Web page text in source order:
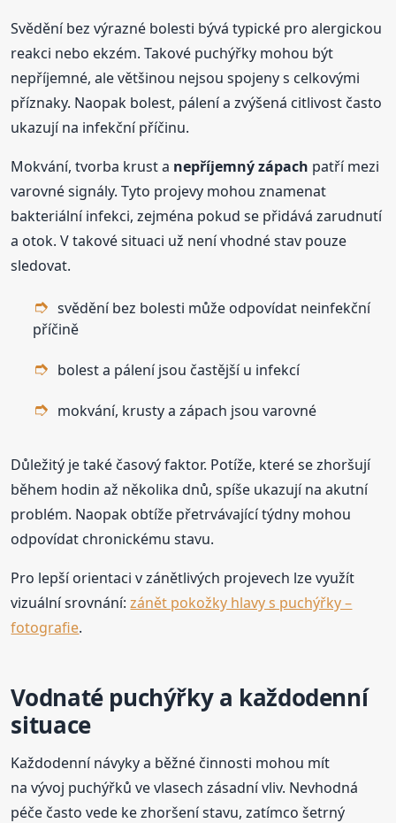
Svědění bez výrazné bolesti bývá typické pro alergickou
reakci nebo ekzém. Takové puchýřky mohou být
nepříjemné, ale většinou nejsou spojeny s celkovými
příznaky. Naopak bolest, pálení a zvýšená citlivost často
ukazují na infekční příčinu.
Mokvání, tvorba krust a nepříjemný zápach patří mezi
varovné signály. Tyto projevy mohou znamenat
bakteriální infekci, zejména pokud se přidává zarudnutí
a otok. V takové situaci už není vhodné stav pouze
sledovat.
svědění bez bolesti může odpovídat neinfekční
příčině
bolest a pálení jsou častější u infekcí
mokvání, krusty a zápach jsou varovné
Důležitý je také časový faktor. Potíže, které se zhoršují
během hodin až několika dnů, spíše ukazují na akutní
problém. Naopak obtíže přetrvávající týdny mohou
odpovídat chronickému stavu.
Pro lepší orientaci v zánětlivých projevech lze využít
vizuální srovnání:zánět pokožky hlavy s puchýřky –
fotografie.
Vodnaté puchýřky a každodenní
situace
Každodenní návyky a běžné činnosti mohou mít
na vývoj puchýřků ve vlasech zásadní vliv. Nevhodná
péče často vede ke zhoršení stavu, zatímco šetrný